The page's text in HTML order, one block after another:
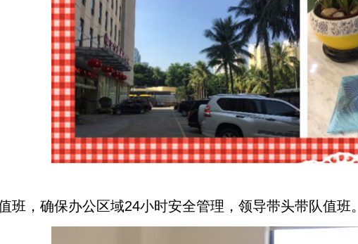
确保办公区域24小时安全管理，领导带头带队值班。